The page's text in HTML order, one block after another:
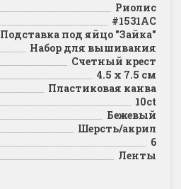
Риолис
#1531АС
Подставка под яйцо "Зайка"
Набор для вышивания
Счетный крест
4.5 x 7.5 см
Пластиковая канва
10ct
Бежевый
Шерсть/акрил
6
Ленты